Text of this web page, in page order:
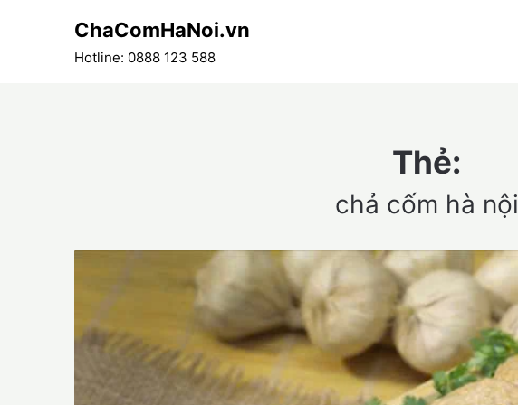
ChaComHaNoi.vn
Hotline: 0888 123 588
Thẻ:
chả cốm hà nội